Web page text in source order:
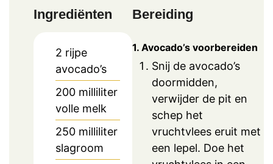
Ingrediënten
2 rijpe
avocado’s
200 milliliter
volle melk
250 milliliter
slagroom
Bereiding
1. Avocado’s voorbereiden
Snij de avocado’s
doormidden,
verwijder de pit en
schep het
vruchtvlees eruit met
een lepel. Doe het